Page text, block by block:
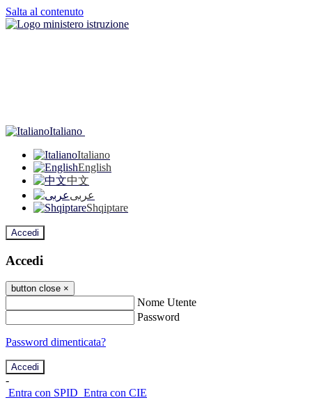
Salta al contenuto
Italiano
Italiano
English
中文
عربى
Shqiptare
Accedi
Accedi
button close ×
Nome Utente
Password
Password dimenticata?
-
Entra con SPID Entra con CIE